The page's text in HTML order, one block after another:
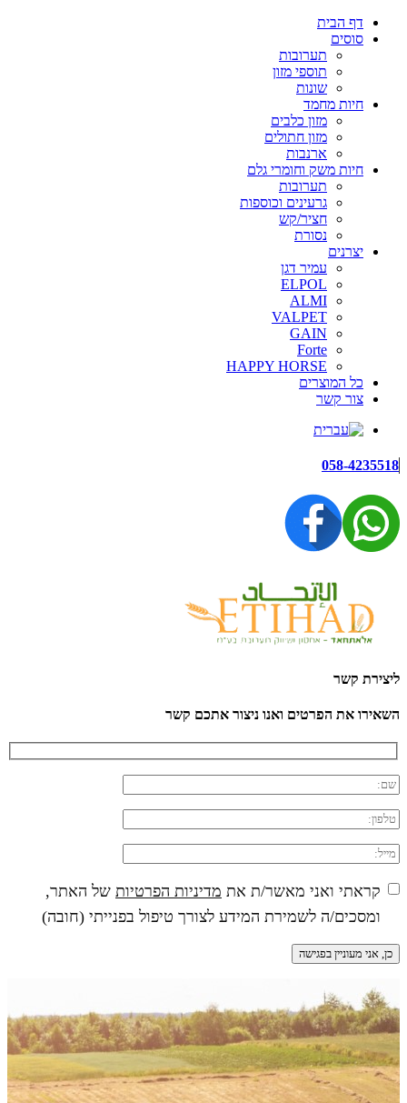
דף הבית
סוסים
תערובות
תוספי מזון
שונות
חיות מחמד
מזון כלבים
מזון חתולים
ארנבות
חיות משק וחומרי גלם
תערובות
גרעינים וכוספות
חציר/קש
נסורת
יצרנים
עמיר דגן
ELPOL
ALMI
VALPET
GAIN
Forte
HAPPY HORSE
כל המוצרים
צור קשר
058-4235518
ליצירת קשר
השאירו את הפרטים ואנו ניצור אתכם קשר
קראתי ואני מאשר/ת את מדיניות הפרטיות של האתר,
ומסכים/ה לשמירת המידע לצורך טיפול בפנייתי (חובה)